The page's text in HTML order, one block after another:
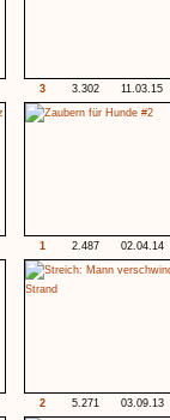
3 3.302 11.03.15
1 2.487 02.04.14
2 5.271 03.09.13